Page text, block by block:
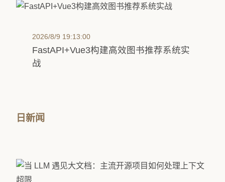
2026/8/9 19:13:00
FastAPI+Vue3构建高效图书推荐系统实
战
日新闻